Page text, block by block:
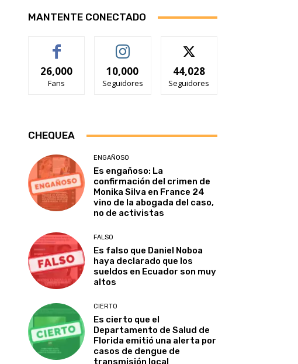
MANTENTE CONECTADO
26,000
Fans
10,000
Seguidores
44,028
Seguidores
CHEQUEA
ENGAÑOSO
Es engañoso: La
confirmación del crimen de
Monika Silva en France 24
vino de la abogada del caso,
no de activistas
FALSO
Es falso que Daniel Noboa
haya declarado que los
sueldos en Ecuador son muy
altos
CIERTO
Es cierto que el
Departamento de Salud de
Florida emitió una alerta por
casos de dengue de
transmisión local